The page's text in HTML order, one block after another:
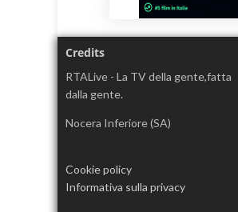
Credits
RTALive - La TV della gente,fatta
dalla gente.
Nocera Inferiore (SA)
Cookie policy
Informativa sulla privacy